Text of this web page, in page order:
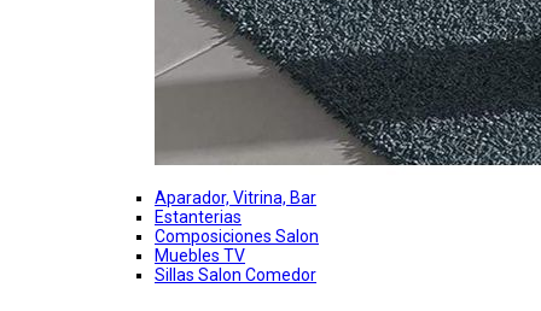
Aparador, Vitrina, Bar
Estanterias
Composiciones Salon
Muebles TV
Sillas Salon Comedor